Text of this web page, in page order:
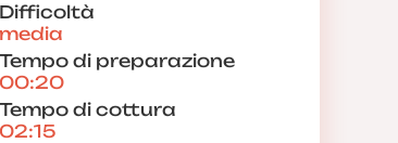
Difficoltà
media
Tempo di preparazione
00:20
Tempo di cottura
02:15